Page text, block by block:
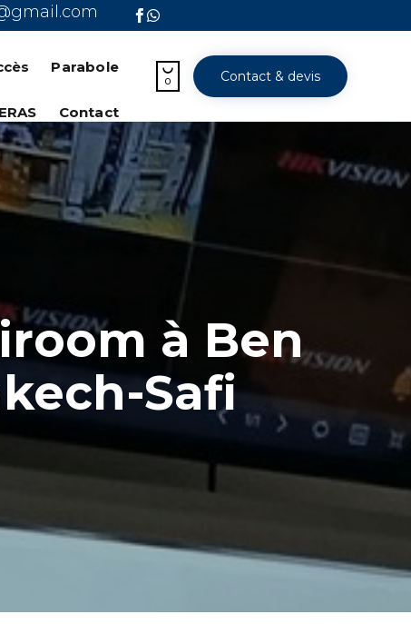
content
Parabole
Contact

0 Contact & devis
à Ben
Safi